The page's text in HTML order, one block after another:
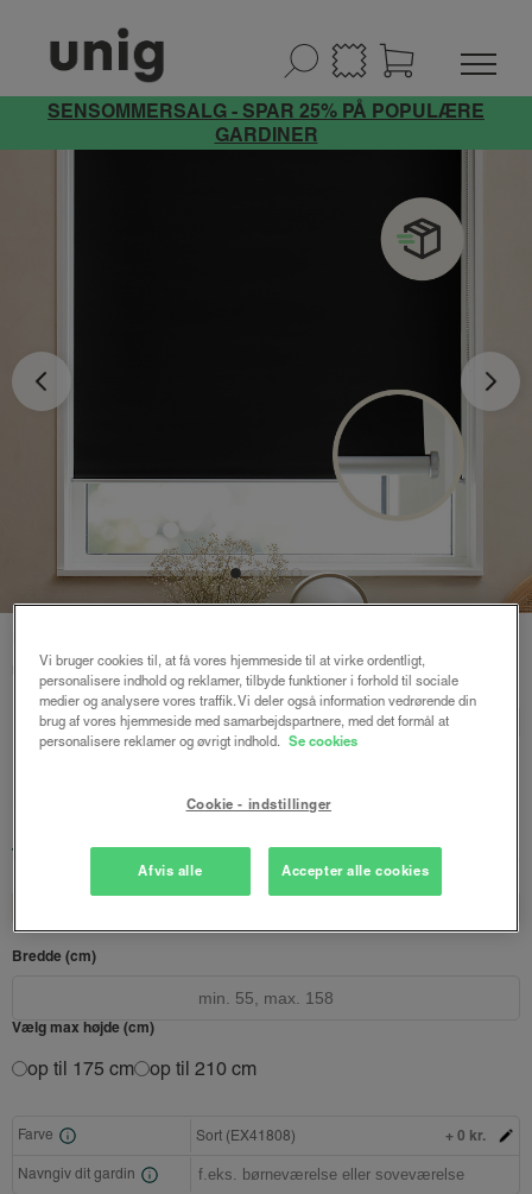
SENSOMMERSALG - SPAR 25% PÅ POPULÆRE
GARDINER
mørklægning
Express rullegardin
m/stålkæde mørklægning
fra 1099 kr.
Bredde (cm)
Vælg max højde (cm)
op til 175 cm op til 210 cm
Farve Sort (EX41808) + 0 kr.
Navngiv dit gardin
Vi bruger cookies til, at få vores hjemmeside til at virke ordentligt,
personalisere indhold og reklamer, tilbyde funktioner i forhold til sociale
medier og analysere vores traffik. Vi deler også information vedrørende din
brug af vores hjemmeside med samarbejdspartnere, med det formål at
personalisere reklamer og øvrigt indhold. Se cookies
Cookie - indstillinger
Afvis alle Accepter alle cookies